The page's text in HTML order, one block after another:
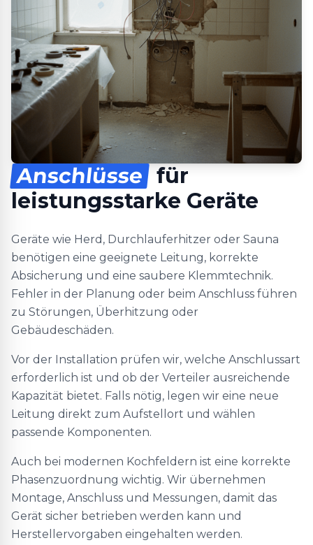
Anschlüsse für
leistungsstarke Geräte
Geräte wie Herd, Durchlauferhitzer oder Sauna
benötigen eine geeignete Leitung, korrekte
Absicherung und eine saubere Klemmtechnik.
Fehler in der Planung oder beim Anschluss führen
zu Störungen, Überhitzung oder
Gebäudeschäden.
Vor der Installation prüfen wir, welche Anschlussart
erforderlich ist und ob der Verteiler ausreichende
Kapazität bietet. Falls nötig, legen wir eine neue
Leitung direkt zum Aufstellort und wählen
passende Komponenten.
Auch bei modernen Kochfeldern ist eine korrekte
Phasenzuordnung wichtig. Wir übernehmen
Montage, Anschluss und Messungen, damit das
Gerät sicher betrieben werden kann und
Herstellervorgaben eingehalten werden.